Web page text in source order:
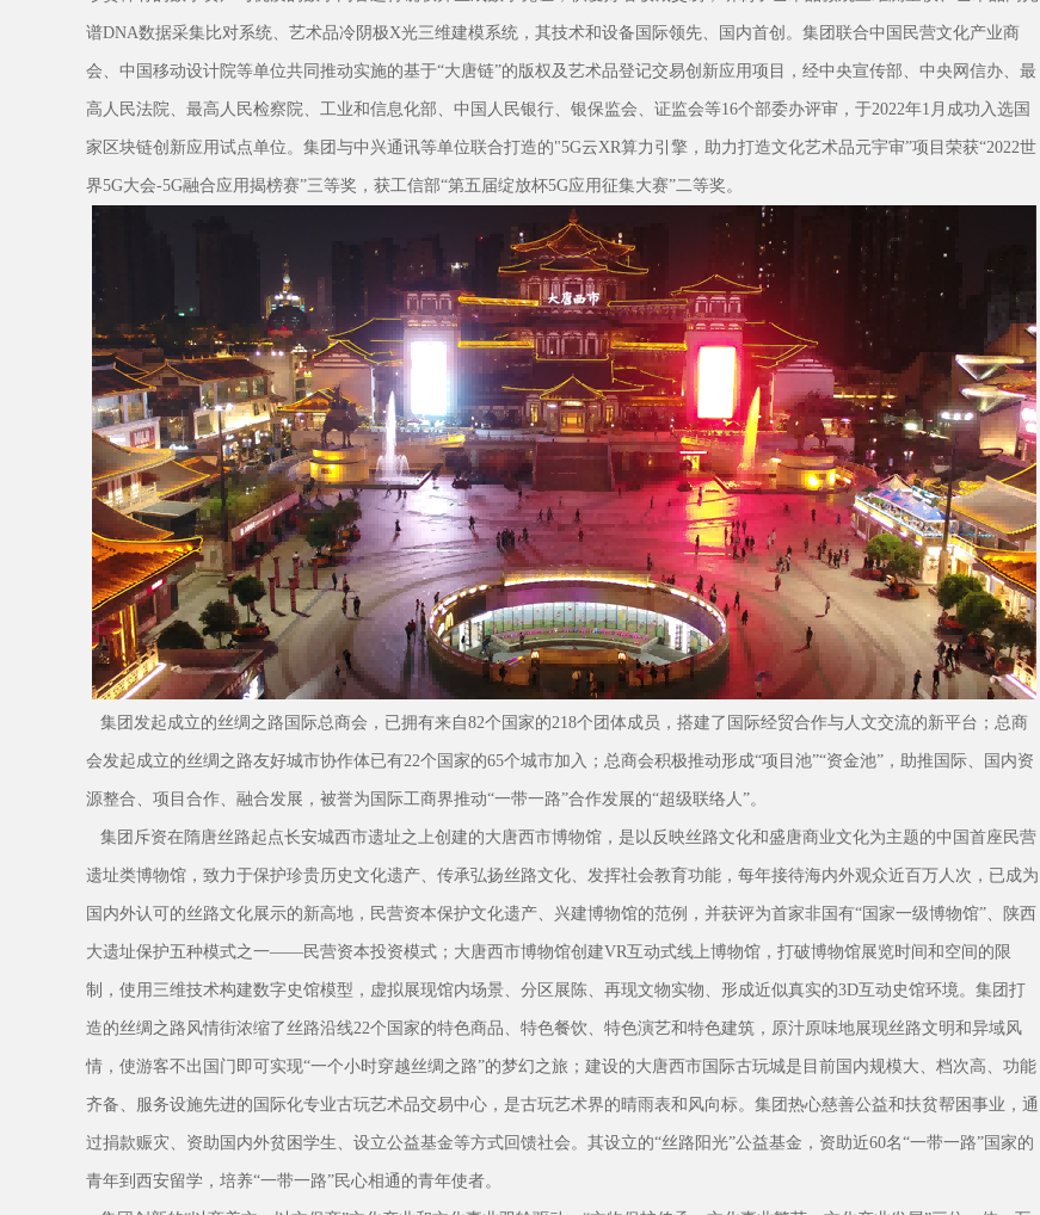
谱DNA数据采集比对系统、艺术品冷阴极X光三维建模系统，其技术和设备国际领先、国内首创。集团联合中国民营文化产业商
会、中国移动设计院等单位共同推动实施的基于“大唐链”的版权及艺术品登记交易创新应用项目，经中央宣传部、中央网信办、最
高人民法院、最高人民检察院、工业和信息化部、中国人民银行、银保监会、证监会等16个部委办评审，于2022年1月成功入选国
家区块链创新应用试点单位。集团与中兴通讯等单位联合打造的"5G云XR算力引擎，助力打造文化艺术品元宇审”项目荣获“2022世
界5G大会-5G融合应用揭榜赛”三等奖，获工信部“第五届绽放杯5G应用征集大赛”二等奖。
集团发起成立的丝绸之路国际总商会，已拥有来自82个国家的218个团体成员，搭建了国际经贸合作与人文交流的新平台；总商
会发起成立的丝绸之路友好城市协作体已有22个国家的65个城市加入；总商会积极推动形成“项目池”“资金池”，助推国际、国内资
源整合、项目合作、融合发展，被誉为国际工商界推动“一带一路”合作发展的“超级联络人”。
集团斥资在隋唐丝路起点长安城西市遗址之上创建的大唐西市博物馆，是以反映丝路文化和盛唐商业文化为主题的中国首座民营
遗址类博物馆，致力于保护珍贵历史文化遗产、传承弘扬丝路文化、发挥社会教育功能，每年接待海内外观众近百万人次，已成为
国内外认可的丝路文化展示的新高地，民营资本保护文化遗产、兴建博物馆的范例，并获评为首家非国有“国家一级博物馆”、陕西
大遗址保护五种模式之一——民营资本投资模式；大唐西市博物馆创建VR互动式线上博物馆，打破博物馆展览时间和空间的限
制，使用三维技术构建数字史馆模型，虚拟展现馆内场景、分区展陈、再现文物实物、形成近似真实的3D互动史馆环境。集团打
造的丝绸之路风情街浓缩了丝路沿线22个国家的特色商品、特色餐饮、特色演艺和特色建筑，原汁原味地展现丝路文明和异域风
情，使游客不出国门即可实现“一个小时穿越丝绸之路”的梦幻之旅；建设的大唐西市国际古玩城是目前国内规模大、档次高、功能
齐备、服务设施先进的国际化专业古玩艺术品交易中心，是古玩艺术界的晴雨表和风向标。集团热心慈善公益和扶贫帮困事业，通
过捐款赈灾、资助国内外贫困学生、设立公益基金等方式回馈社会。其设立的“丝路阳光”公益基金，资助近60名“一带一路”国家的
青年到西安留学，培养“一带一路”民心相通的青年使者。